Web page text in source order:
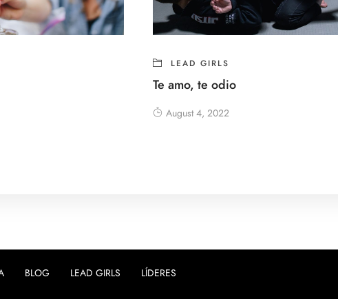
LEAD GIRLS
Te amo, te odio
August 4, 2022
BLOG LEAD GIRLS LÍDERES